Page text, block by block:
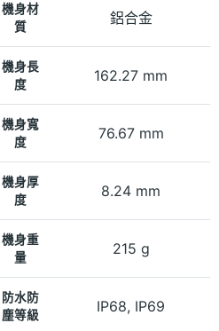
機身材
質
鋁合金
機身長
度
162.27 mm
機身寬
度
76.67 mm
機身厚
度
8.24 mm
機身重
量
215 g
防水防
塵等級
IP68, IP69